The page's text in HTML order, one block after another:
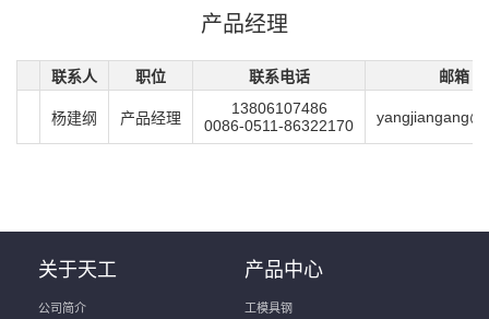
产品经理
联系人 职位 联系电话 邮箱
杨建纲 产品经理
13806107486
0086-0511-86322170
关于天工
公司简介
产品中心
工模具钢